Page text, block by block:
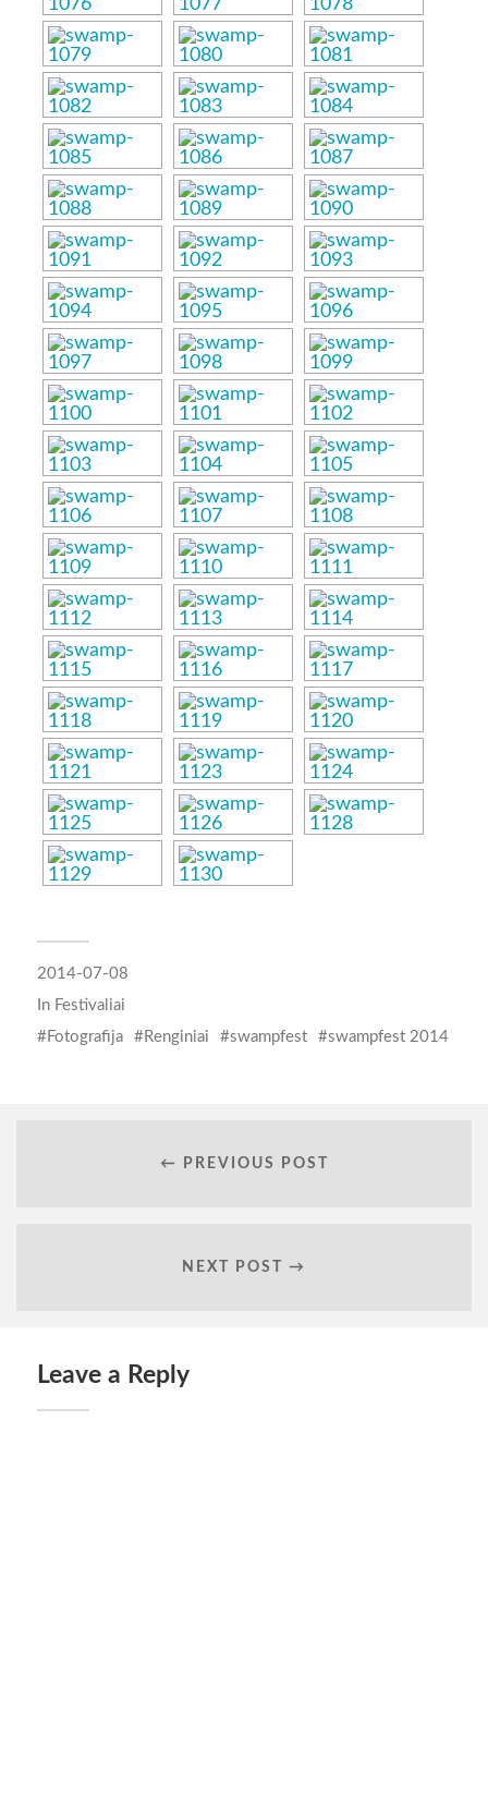
2014-07-08
In Festivaliai
Fotografija
Renginiai swampfest swampfest 2014
← PREVIOUS POST
NEXT POST →
Leave a Reply